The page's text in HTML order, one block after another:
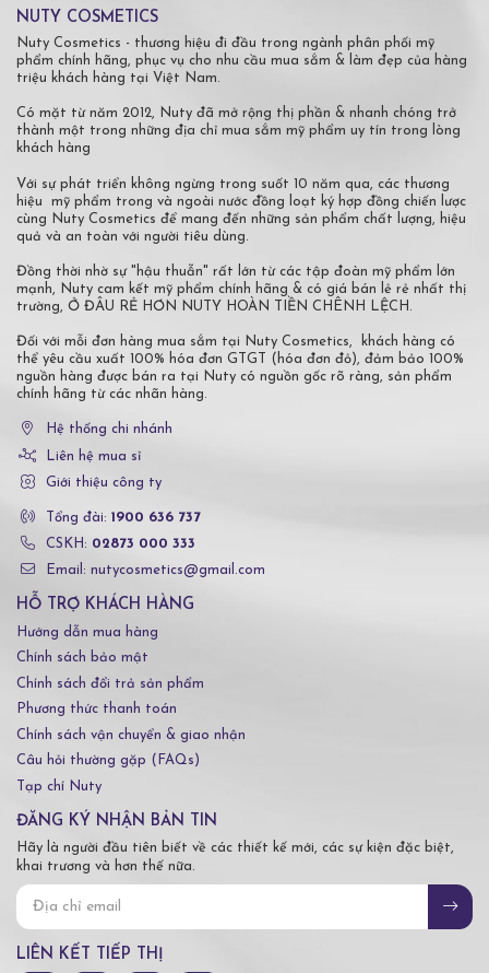
NUTY COSMETICS
Nuty Cosmetics - thương hiệu đi đầu trong ngành phân phối mỹ
phẩm chính hãng, phục vụ cho nhu cầu mua sắm & làm đẹp của hàng
triệu khách hàng tại Việt Nam.
Có mặt từ năm 2012, Nuty đã mở rộng thị phần & nhanh chóng trở
thành một trong những địa chỉ mua sắm mỹ phẩm uy tín trong lòng
khách hàng
Với sự phát triển không ngừng trong suốt 10 năm qua, các thương
hiệu mỹ phẩm trong và ngoài nước đồng loạt ký hợp đồng chiến lược
cùng Nuty Cosmetics để mang đến những sản phẩm chất lượng, hiệu
quả và an toàn với người tiêu dùng.
Đồng thời nhờ sự "hậu thuẫn" rất lớn từ các tập đoàn mỹ phẩm lớn
mạnh, Nuty cam kết mỹ phẩm chính hãng & có giá bán lẻ rẻ nhất thị
trường, Ở ĐÂU RẺ HƠN NUTY HOÀN TIỀN CHÊNH LỆCH.
Đối với mỗi đơn hàng mua sắm tại Nuty Cosmetics, khách hàng có
thể yêu cầu xuất 100% hóa đơn GTGT (hóa đơn đỏ), đảm bảo 100%
nguồn hàng được bán ra tại Nuty có nguồn gốc rõ ràng, sản phẩm
chính hãng từ các nhãn hàng.
Hệ thống chi nhánh
Liên hệ mua sỉ
Giới thiệu công ty
Tổng đài: 1900 636 737
CSKH: 02873 000 333
Email: nutycosmetics@gmail.com
HỖ TRỢ KHÁCH HÀNG
Hướng dẫn mua hàng
Chính sách bảo mật
Chính sách đổi trả sản phẩm
Phương thức thanh toán
Chính sách vận chuyển & giao nhận
Câu hỏi thường gặp (FAQs)
Tạp chí Nuty
ĐĂNG KÝ NHẬN BẢN TIN
Hãy là người đầu tiên biết về các thiết kế mới, các sự kiện đặc biệt,
khai trương và hơn thế nữa.
LIÊN KẾT TIẾP THỊ